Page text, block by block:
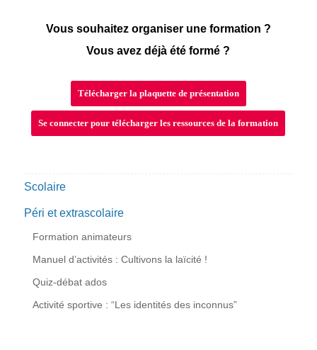
Vous souhaitez organiser une formation ?
Vous avez déjà été formé ?
Télécharger la plaquette de présentation
Se connecter pour télécharger les ressources de la formation
Scolaire
Péri et extrascolaire
Formation animateurs
Manuel d’activités : Cultivons la laïcité !
Quiz-débat ados
Activité sportive : “Les identités des inconnus”